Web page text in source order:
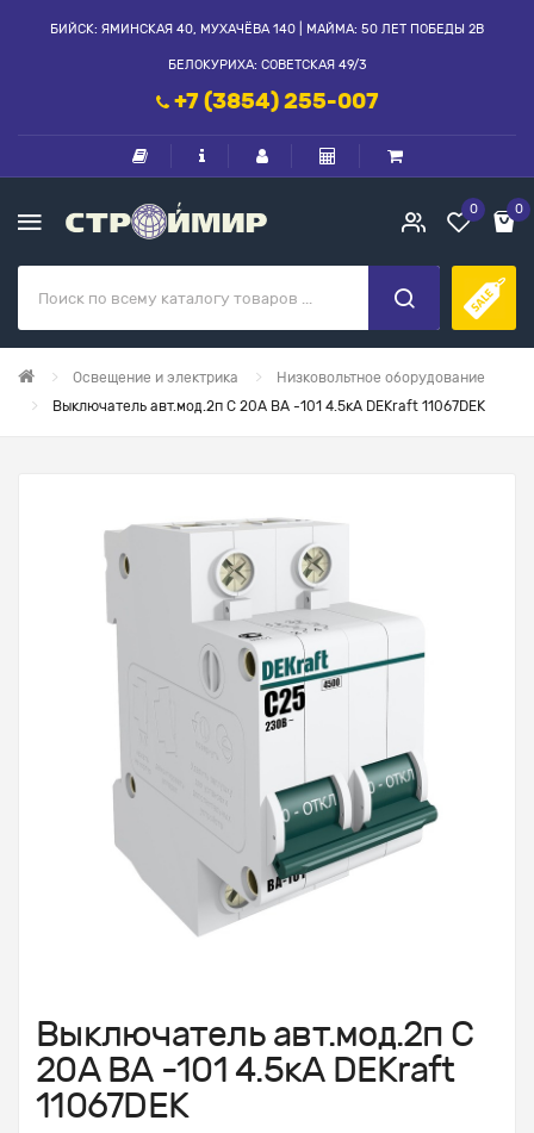
БИЙСК: ЯМИНСКАЯ 40, МУХАЧЁВА 140 | МАЙМА: 50 ЛЕТ ПОБЕДЫ 2В
БЕЛОКУРИХА: СОВЕТСКАЯ 49/3
+7 (3854) 255-007
0 0
Освещение и электрика
Низковольтное оборудование
Выключатель авт.мод.2п С 20А ВА -101 4.5кА DEKraft 11067DEK
Выключатель авт.мод.2п С
20А ВА -101 4.5кА DEKraft
11067DEK